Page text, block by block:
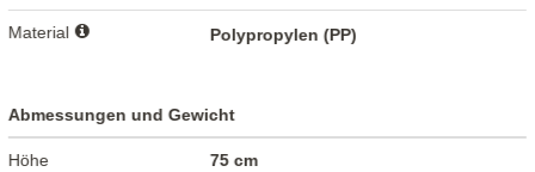
Material Polypropylen (PP)
Abmessungen und Gewicht
Höhe 75 cm